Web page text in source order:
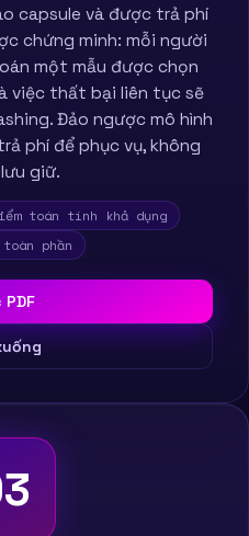
capsule và được trả phí
chứng minh: mỗi người
một mẫu được chọn
việc thất bại liên tục sẽ
Đảo ngược mô hình
phí để phục vụ, không
giữ.
toán tính khả dụng
toàn phần